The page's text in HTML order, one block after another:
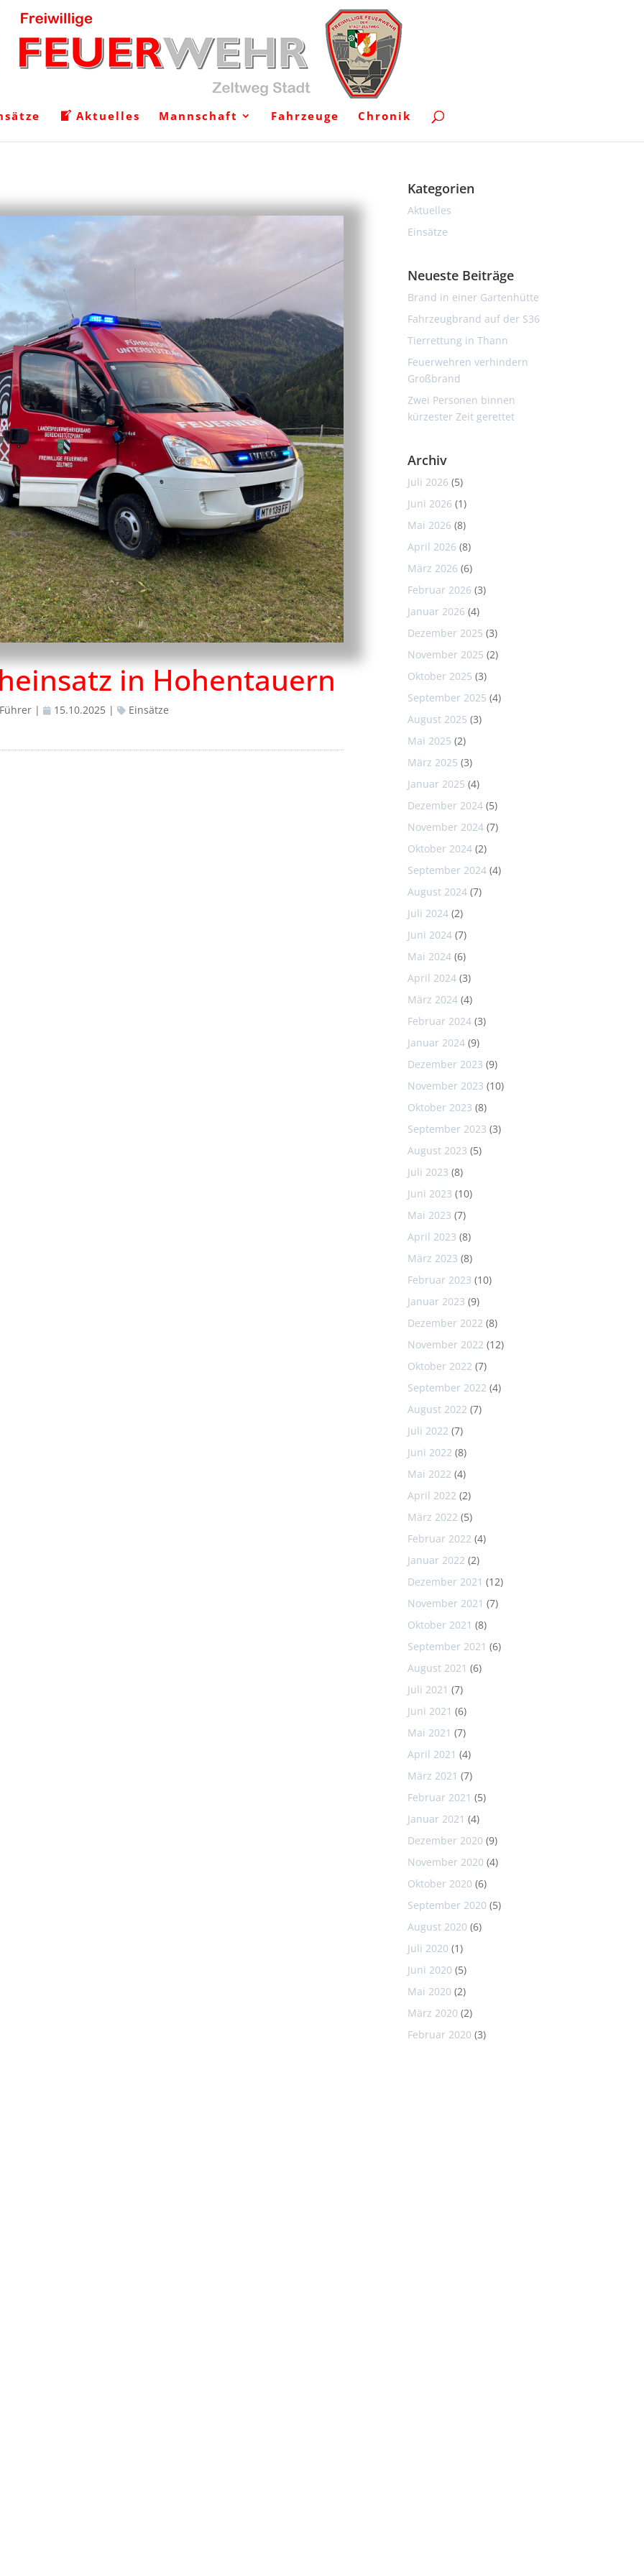
Aktuelles Mannschaft Fahrzeuge Chronik
in Hohentauern
| 15.10.2025 | Einsätze
Kategorien
Aktuelles
Einsätze
Neueste Beiträge
Brand in einer Gartenhütte
Fahrzeugbrand auf der S36
Tierrettung in Thann
Feuerwehren verhindern
Großbrand
Zwei Personen binnen
kürzester Zeit gerettet
Archiv
Juli 2026 (5)
Juni 2026 (1)
Mai 2026 (8)
April 2026 (8)
März 2026 (6)
Februar 2026 (3)
Januar 2026 (4)
Dezember 2025 (3)
November 2025 (2)
Oktober 2025 (3)
September 2025 (4)
August 2025 (3)
Mai 2025 (2)
März 2025 (3)
Januar 2025 (4)
Dezember 2024 (5)
November 2024 (7)
Oktober 2024 (2)
September 2024 (4)
August 2024 (7)
Juli 2024 (2)
Juni 2024 (7)
Mai 2024 (6)
April 2024 (3)
März 2024 (4)
Februar 2024 (3)
Januar 2024 (9)
Dezember 2023 (9)
November 2023 (10)
Oktober 2023 (8)
September 2023 (3)
August 2023 (5)
Juli 2023 (8)
Juni 2023 (10)
Mai 2023 (7)
April 2023 (8)
März 2023 (8)
Februar 2023 (10)
Januar 2023 (9)
Dezember 2022 (8)
November 2022 (12)
Oktober 2022 (7)
September 2022 (4)
August 2022 (7)
Juli 2022 (7)
Juni 2022 (8)
Mai 2022 (4)
April 2022 (2)
März 2022 (5)
Februar 2022 (4)
Januar 2022 (2)
Dezember 2021 (12)
November 2021 (7)
Oktober 2021 (8)
September 2021 (6)
August 2021 (6)
Juli 2021 (7)
Juni 2021 (6)
Mai 2021 (7)
April 2021 (4)
März 2021 (7)
Februar 2021 (5)
Januar 2021 (4)
Dezember 2020 (9)
November 2020 (4)
Oktober 2020 (6)
September 2020 (5)
August 2020 (6)
Juli 2020 (1)
Juni 2020 (5)
Mai 2020 (2)
März 2020 (2)
Februar 2020 (3)